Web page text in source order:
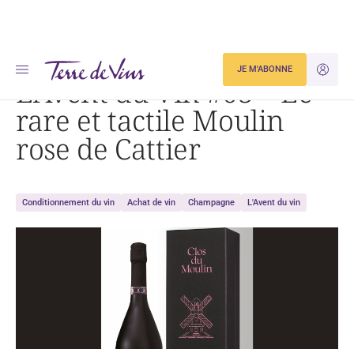
JE
JE M'ABONNE
Accueil L’Avent du Vin #03 – Le rare et tactile Moulin rose de Cattier
L’Avent du Vin #03 – Le
rare et tactile Moulin
rose de Cattier
Conditionnement du vin Achat de vin Champagne L'Avent du vin